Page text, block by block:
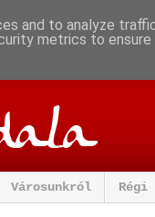
Városunkról Régi
and to analyze
metrics to